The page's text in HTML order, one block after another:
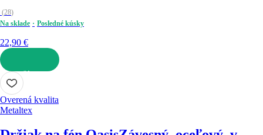
(28)
Na sklade
Posledné kúsky
22,90 €
DO KOŠÍKA
Overená kvalita
Metaltex